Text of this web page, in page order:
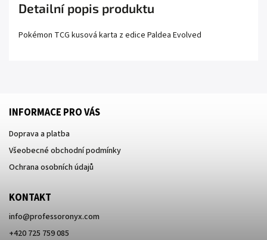
Detailní popis produktu
Pokémon TCG kusová karta z edice Paldea Evolved
INFORMACE PRO VÁS
Doprava a platba
Všeobecné obchodní podmínky
Ochrana osobních údajů
KONTAKT
info@professoronyx.com
+420 725 759 085